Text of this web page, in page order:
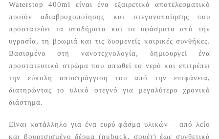
Waterstop 400ml είναι ένα εξαιρετικά αποτελεσματικό
προϊόν αδιαβροχοποίησης και στεγανοποίησης που
προστατεύει τα υποδήματα και τα υφάσματα από την
υγρασία, τη βρωμιά και τις δυσμενείς καιρικές συνθήκες.
Βασισμένο στη νανοτεχνολογία, δημιουργεί ένα
προστατευτικό στρώμα που απωθεί το νερό και επιτρέπει
την εύκολη αποστράγγιση του από την επιφάνεια,
διατηρώντας το υλικό στεγνό για μεγαλύτερο χρονικό
διάστημα.
Είναι κατάλληλο για ένα ευρύ φάσμα υλικών – από λείο
και βουρτσισμένο δέρμα (nubuck, σουέτ) έως συνθετικά